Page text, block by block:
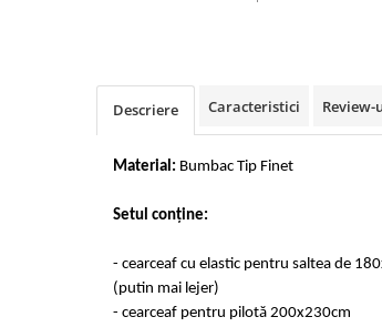
Cearceaf cu elastic
Cearceaf normal
Lenjerii Pufoase Fluffy/ Rabbit
Bumbac 100%
Lenjerii Satin Premium
Huse Impermeabile 160x200cm
Huse Impermeabile 180x200cm
Descriere Caracteristici Review-
Material: Bumbac Tip Finet
Setul conține:
- cearceaf cu elastic pentru saltea de
(putin mai lejer)
- cearceaf pentru pilotă 200x230cm